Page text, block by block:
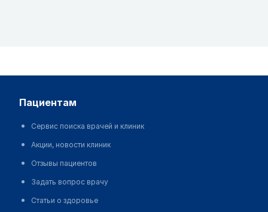
пациентам
Сервис поиска врачей и клиник
Акции, новости клиник
Отзывы пациентов
Задать вопрос врачу
Статьи о здоровье